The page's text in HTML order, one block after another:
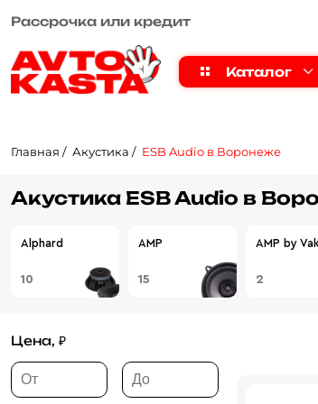
Рассрочка или кредит
Каталог
Главная Акустика ESB Audio в Воронеже
Акустика ESB Audio в
Alphard
10
AMP
15
AMP by
2
Цена, ₽